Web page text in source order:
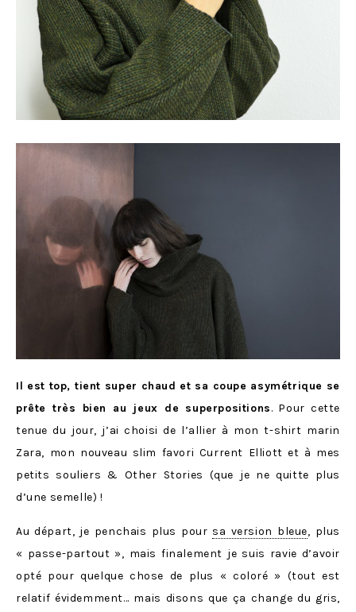
Il est top, tient super chaud et sa coupe asymétrique se
prête très bien au jeux de superpositions. Pour cette
tenue du jour, j’ai choisi de l’allier à mon t-shirt marin
Zara, mon nouveau slim favori Current Elliott et à mes
petits souliers & Other Stories (que je ne quitte plus
d’une semelle) !
Au départ, je penchais plus pour sa version bleue, plus
« passe-partout », mais finalement je suis ravie d’avoir
opté pour quelque chose de plus « coloré » (tout est
relatif évidemment… mais disons que ça change du gris,